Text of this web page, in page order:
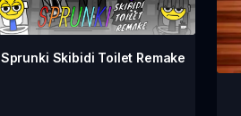
Sprunki Skibidi Toilet Remake